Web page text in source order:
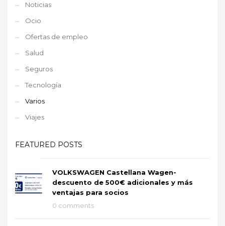
Noticias
Ocio
Ofertas de empleo
Salud
Seguros
Tecnología
Varios
Viajes
FEATURED POSTS
VOLKSWAGEN Castellana Wagen-
descuento de 500€ adicionales y más
ventajas para socios
0 comments